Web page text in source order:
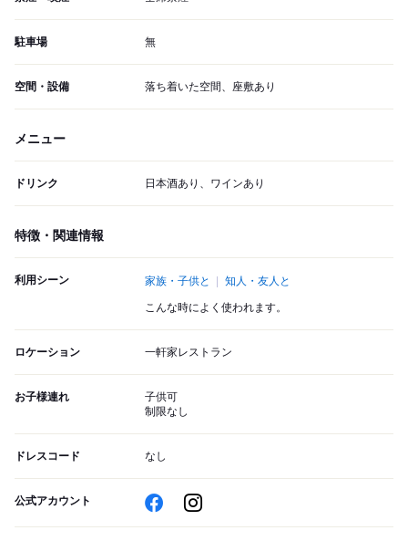
駐車場 無
空間・設備 落ち着いた空間、座敷あり
メニュー
ドリンク 日本酒あり、ワインあり
特徴・関連情報
利用シーン 家族・子供と 知人・友人と
こんな時によく使われます。
ロケーション 一軒家レストラン
お子様連れ
子供可
制限なし
ドレスコード なし
公式アカウント